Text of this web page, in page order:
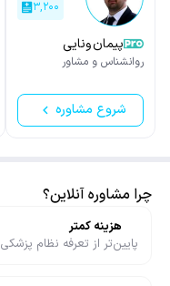
۳,۲۰۰
پیمان ونایی
روانشناس و مشاور
شروع مشاوره
چرا مشاوره آنلاین؟
هزینه کمتر
پایین‌تر از تعرفه نظام پزشکی